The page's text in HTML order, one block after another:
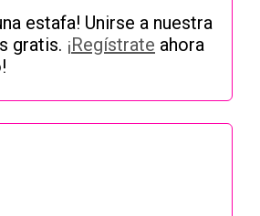
estafa! Unirse a nuestra
gratis. ¡Regístrate ahora